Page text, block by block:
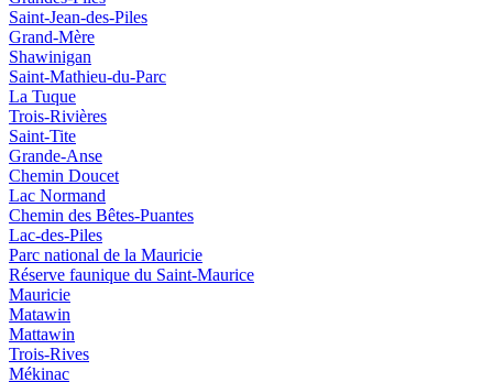
Saint-Jean-des-Piles
Grand-Mère
Shawinigan
Saint-Mathieu-du-Parc
La Tuque
Trois-Rivières
Saint-Tite
Grande-Anse
Chemin Doucet
Lac Normand
Chemin des Bêtes-Puantes
Lac-des-Piles
Parc national de la Mauricie
Réserve faunique du Saint‑Maurice
Mauricie
Matawin
Mattawin
Trois-Rives
Mékinac